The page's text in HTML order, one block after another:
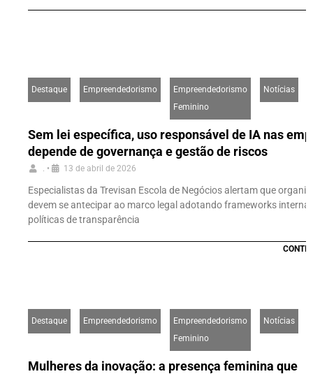
Destaque Empreendedorismo
Empreendedorismo
Feminino
Notícias
Sem lei específica, uso responsável de IA nas
depende de governança e gestão de riscos
• 13 de abril de 2026
Especialistas da Trevisan Escola de Negócios alertam que
devem se antecipar ao marco legal adotando frameworks
políticas de transparência
Destaque Empreendedorismo
Empreendedorismo
Feminino
Notícias
Mulheres da inovação: a presença feminina que